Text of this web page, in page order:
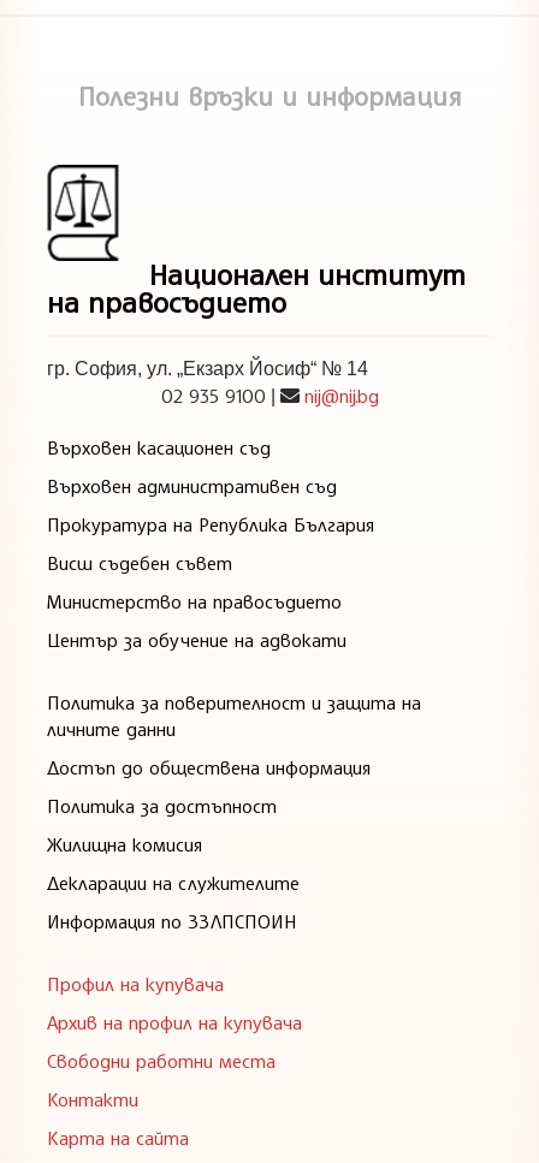
Полезни връзки и информация
Национален институт
на правосъдието
гр. София, ул. „Екзарх Йосиф“ № 14
02 935 9100 nij@nij.bg
Върховен касационен съд
Върховен административен съд
Прокуратура на Република България
Висш съдебен съвет
Министерство на правосъдието
Център за обучение на адвокати
Политика за поверителност и защита на
личните данни
Достъп до обществена информация
Политика за достъпност
Жилищна комисия
Декларации на служителите
Информация по ЗЗЛПСПОИН
Профил на купувача
Архив на профил на купувача
Свободни работни места
Контакти
Карта на сайта